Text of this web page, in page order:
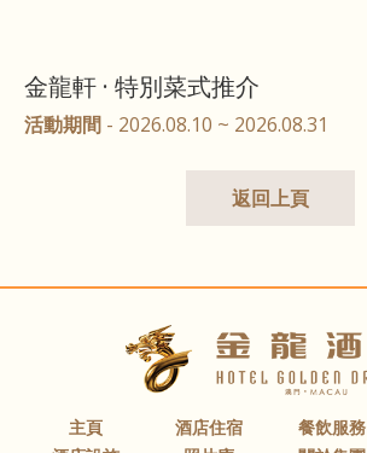
金龍軒 · 特別菜式推介
活動期間 - 2026.08.10 ~ 2026.08.31
返回上頁
主頁 酒店住宿 餐飲服務